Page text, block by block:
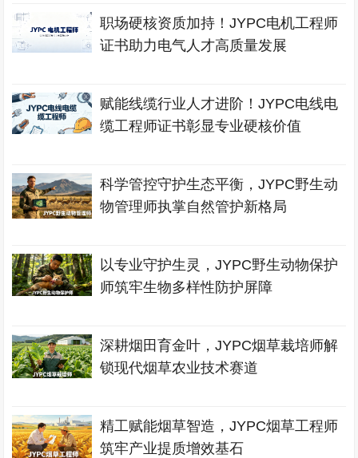
职场硬核资质加持！JYPC电机工程师
证书助力电气人才高质量发展
赋能线缆行业人才进阶！JYPC电线电
缆工程师证书彰显专业硬核价值
科学管控守护生态平衡，JYPC野生动
物管理师执掌自然管护新格局
以专业守护生灵，JYPC野生动物保护
师筑牢生物多样性防护屏障
深耕烟田育金叶，JYPC烟草栽培师解
锁现代烟草农业技术赛道
精工赋能烟草智造，JYPC烟草工程师
筑牢产业提质增效基石